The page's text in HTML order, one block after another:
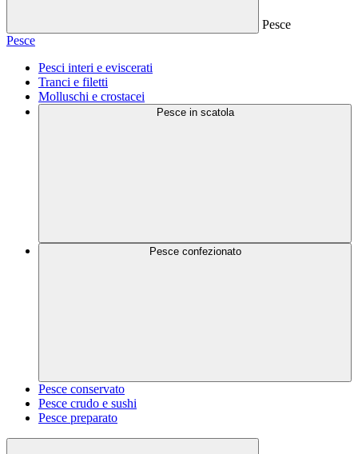
Pesce
Pesce
Pesci interi e eviscerati
Tranci e filetti
Molluschi e crostacei
Pesce in scatola
Pesce confezionato
Pesce conservato
Pesce crudo e sushi
Pesce preparato